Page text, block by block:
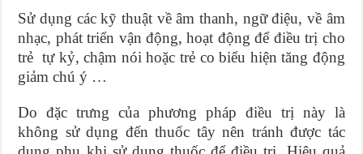
Sử dụng các kỹ thuật về âm thanh, ngữ điệu, về âm
nhạc, phát triển vận động, hoạt động để điều trị cho
trẻ tự kỷ, chậm nói hoặc trẻ co biểu hiện tăng động
giảm chú ý …
Do đặc trưng của phương pháp điều trị này là
không sử dụng đến thuốc tây nên tránh được tác